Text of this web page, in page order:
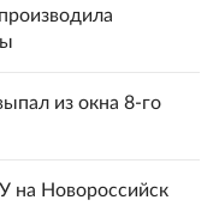
из окна 8-го
на Новороссийск